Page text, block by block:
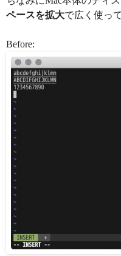
ペースを拡大で広く使っ
Before: